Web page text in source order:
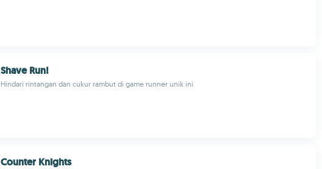
Shave Run!
Hindari rintangan dan cukur rambut di game runner unik ini
Counter Knights